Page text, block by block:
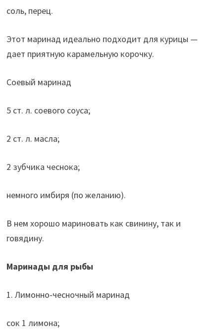
соль, перец.
Этот маринад идеально подходит для курицы —
дает приятную карамельную корочку.
Соевый маринад
5 ст. л. соевого соуса;
2 ст. л. масла;
2 зубчика чеснока;
немного имбиря (по желанию).
В нем хорошо мариновать как свинину, так и
говядину.
Маринады для рыбы
1. Лимонно-чесночный маринад
сок 1 лимона;